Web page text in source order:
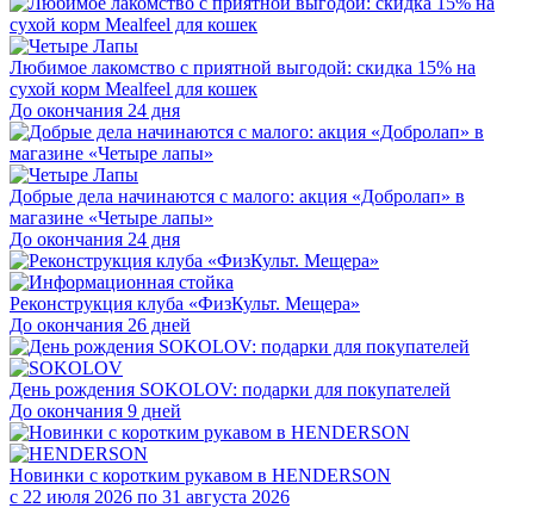
Любимое лакомство с приятной выгодой: скидка 15% на
сухой корм Mealfeel для кошек
До окончания 24 дня
Добрые дела начинаются с малого: акция «Добролап» в
магазине «Четыре лапы»
До окончания 24 дня
Реконструкция клуба «ФизКульт. Мещера»
До окончания 26 дней
День рождения SOKOLOV: подарки для покупателей
До окончания 9 дней
Новинки с коротким рукавом в HENDERSON
с 22 июля 2026 по 31 августа 2026